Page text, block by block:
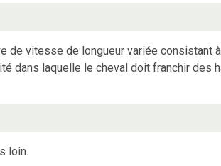
de vitesse de longueur variée consistant
dans laquelle le cheval doit franchir des
loin.